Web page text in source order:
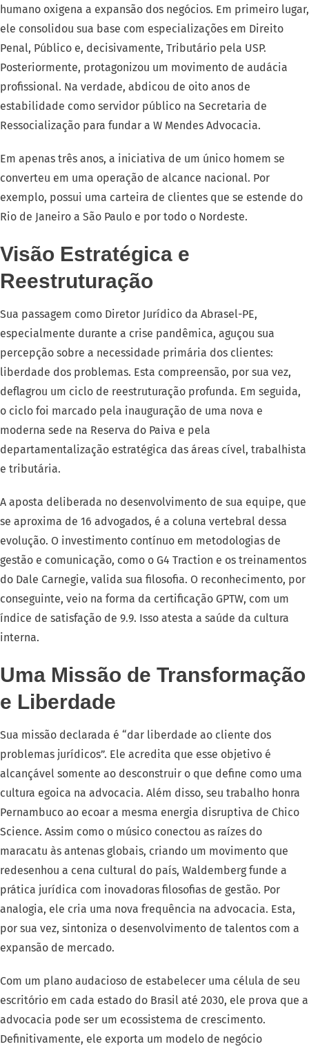
humano oxigena a expansão dos negócios. Em primeiro lugar,
ele consolidou sua base com especializações em Direito
Penal, Público e, decisivamente, Tributário pela USP.
Posteriormente, protagonizou um movimento de audácia
profissional. Na verdade, abdicou de oito anos de
estabilidade como servidor público na Secretaria de
Ressocialização para fundar a W Mendes Advocacia.
Em apenas três anos, a iniciativa de um único homem se
converteu em uma operação de alcance nacional. Por
exemplo, possui uma carteira de clientes que se estende do
Rio de Janeiro a São Paulo e por todo o Nordeste.
Visão Estratégica e
Reestruturação
Sua passagem como Diretor Jurídico da Abrasel-PE,
especialmente durante a crise pandêmica, aguçou sua
percepção sobre a necessidade primária dos clientes:
liberdade dos problemas. Esta compreensão, por sua vez,
deflagrou um ciclo de reestruturação profunda. Em seguida,
o ciclo foi marcado pela inauguração de uma nova e
moderna sede na Reserva do Paiva e pela
departamentalização estratégica das áreas cível, trabalhista
e tributária.
A aposta deliberada no desenvolvimento de sua equipe, que
se aproxima de 16 advogados, é a coluna vertebral dessa
evolução. O investimento contínuo em metodologias de
gestão e comunicação, como o G4 Traction e os treinamentos
do Dale Carnegie, valida sua filosofia. O reconhecimento, por
conseguinte, veio na forma da certificação GPTW, com um
índice de satisfação de 9.9. Isso atesta a saúde da cultura
interna.
Uma Missão de Transformação
e Liberdade
Sua missão declarada é “dar liberdade ao cliente dos
problemas jurídicos”. Ele acredita que esse objetivo é
alcançável somente ao desconstruir o que define como uma
cultura egoica na advocacia. Além disso, seu trabalho honra
Pernambuco ao ecoar a mesma energia disruptiva de Chico
Science. Assim como o músico conectou as raízes do
maracatu às antenas globais, criando um movimento que
redesenhou a cena cultural do país, Waldemberg funde a
prática jurídica com inovadoras filosofias de gestão. Por
analogia, ele cria uma nova frequência na advocacia. Esta,
por sua vez, sintoniza o desenvolvimento de talentos com a
expansão de mercado.
Com um plano audacioso de estabelecer uma célula de seu
escritório em cada estado do Brasil até 2030, ele prova que a
advocacia pode ser um ecossistema de crescimento.
Definitivamente, ele exporta um modelo de negócio